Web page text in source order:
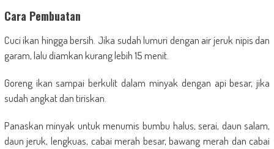
Cara Pembuatan
Cuci ikan hingga bersih. Jika sudah lumuri dengan air jeruk nipis dan
garam, lalu diamkan kurang lebih 15 menit.
Goreng ikan sampai berkulit dalam minyak dengan api besar, jika
sudah angkat dan tiriskan.
Panaskan minyak untuk menumis bumbu halus, serai, daun salam,
daun jeruk, lengkuas, cabai merah besar, bawang merah dan cabai